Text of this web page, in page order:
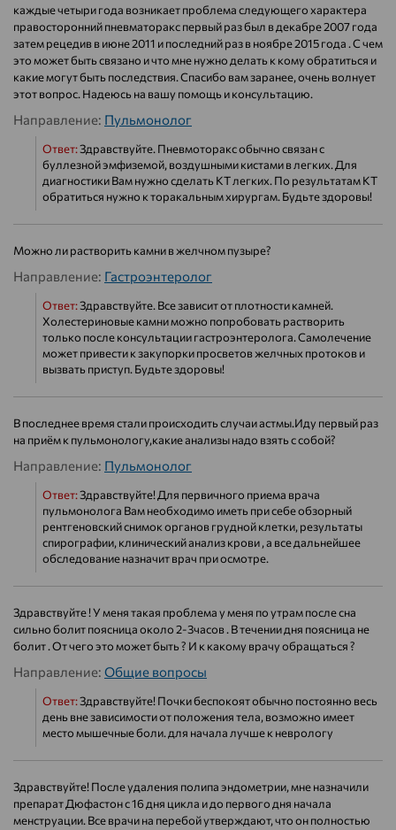
каждые четыри года возникает проблема следующего характера
правосторонний пневматоракс первый раз был в декабре 2007 года
затем рецедив в июне 2011 и последний раз в ноябре 2015 года . С чем
это может быть связано и что мне нужно делать к кому обратиться и
какие могут быть последствия. Спасибо вам заранее, очень волнует
этот вопрос. Надеюсь на вашу помощь и консультацию.
Направление: Пульмонолог
Ответ:Здравствуйте. Пневмоторакс обычно связан с
буллезной эмфиземой, воздушными кистами в легких. Для
диагностики Вам нужно сделать КТ легких. По результатам КТ
обратиться нужно к торакальным хирургам. Будьте здоровы!
Можно ли растворить камни в желчном пузыре?
Направление: Гастроэнтеролог
Ответ:Здравствуйте. Все зависит от плотности камней.
Холестериновые камни можно попробовать растворить
только после консультации гастроэнтеролога. Самолечение
может привести к закупорки просветов желчных протоков и
вызвать приступ. Будьте здоровы!
В последнее время стали происходить случаи астмы.Иду первый раз
на приём к пульмонологу,какие анализы надо взять с собой?
Направление: Пульмонолог
Ответ:Здравствуйте! Для первичного приема врача
пульмонолога Вам необходимо иметь при себе обзорный
рентгеновский снимок органов грудной клетки, результаты
спирографии, клинический анализ крови , а все дальнейшее
обследование назначит врач при осмотре.
Здравствуйте ! У меня такая проблема у меня по утрам после сна
сильно болит поясница около 2-3часов . В течении дня поясница не
болит . От чего это может быть ? И к какому врачу обращаться ?
Направление: Общие вопросы
Ответ:Здравствуйте! Почки беспокоят обычно постоянно весь
день вне зависимости от положения тела, возможно имеет
место мышечные боли. для начала лучше к неврологу
Здравствуйте! После удаления полипа эндометрии, мне назначили
препарат Дюфастон с 16 дня цикла и до первого дня начала
менструации. Все врачи на перебой утверждают, что он полностью